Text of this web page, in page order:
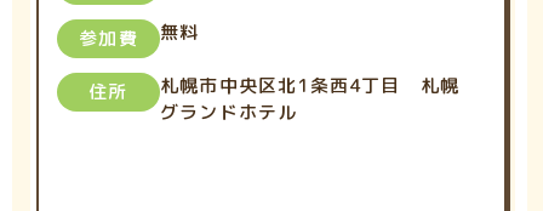
参加費 無料
住所
札幌市中央区北1条西4丁目 札幌
グランドホテル